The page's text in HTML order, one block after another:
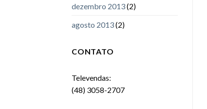
dezembro 2013(2)
agosto 2013(2)
CONTATO
Televendas:
(48) 3058-2707